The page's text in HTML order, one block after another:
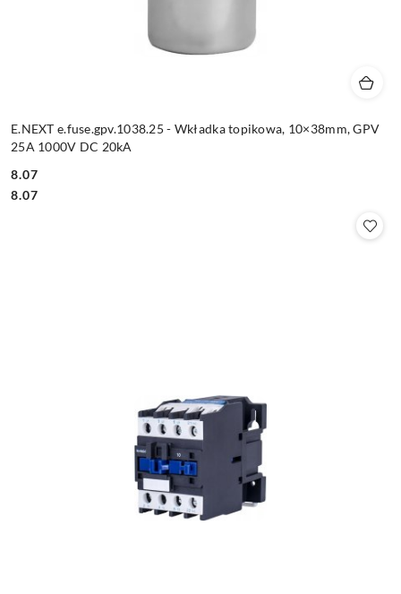
E.NEXT e.fuse.gpv.1038.25 - Wkładka topikowa, 10×38mm, GPV
25A 1000V DC 20kA
Cena:
8.07
Cena:
8.07